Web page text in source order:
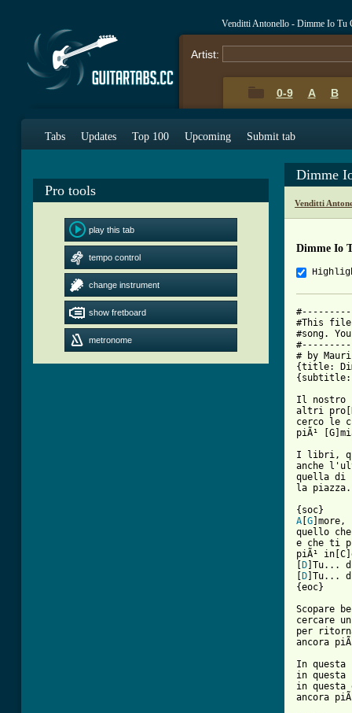
Venditti Antonello - Dimme Io Tu
Artist:
0-9 A B
Tabs Updates Top 100 Upcoming Submit tab
Pro tools
play this tab
tempo control
change instrument
show fretboard
metronome
Dimme
Venditti
Dimme Io
#This file
#song.
# by
{title:
{subtitle:
Il nostro
altri
cerco le
piÃ¹
I libri,
anche
quella di
A G ]more,
quello
e che ti
piÃ¹
D ]Tu...
D ]Tu...
{eoc}
Scopare
cercare
per
ancora
In questa
in questa
in questa
ancora